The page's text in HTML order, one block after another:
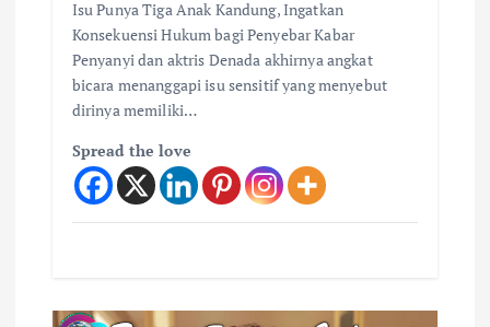
Isu Punya Tiga Anak Kandung, Ingatkan
Konsekuensi Hukum bagi Penyebar Kabar
Penyanyi dan aktris Denada akhirnya angkat
bicara menanggapi isu sensitif yang menyebut
dirinya memiliki…
Spread the love